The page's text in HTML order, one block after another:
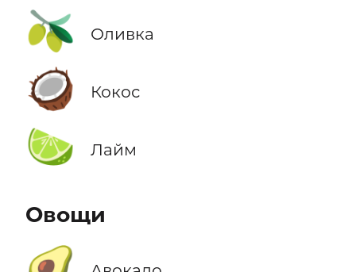
🫒 Оливка
🥥 Кокос
🍋‍🟩 Лайм
Овощи